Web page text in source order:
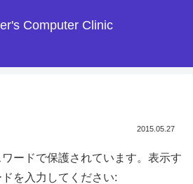
Computer Clinic
2015.05.27
ードで保護されています。表示す
を入力してください: